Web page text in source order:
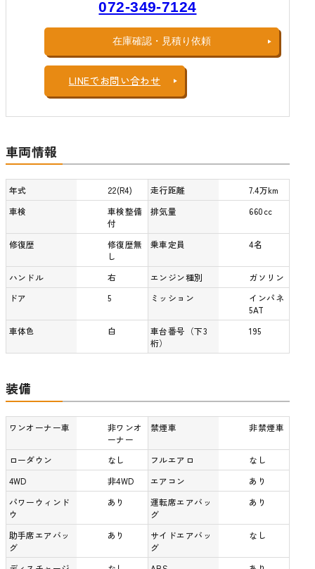
072-349-7124
在庫確認・見積り依頼
LINEでお問い合わせ
車両情報
年式 22(R4) 走行距離
7.4万km
車検
車検整備
付
排気量 660cc
修復歴
修復歴無
し
乗車定員 4名
ハンドル 右 エンジン種別
ガソリン
ドア
5 ミッション
インパネ
5AT
車体色
白
車台番号（下3
桁）
195
装備
ワンオーナー車
非ワンオ
ーナー
禁煙車 非禁煙車
ローダウン なし フルエアロ
なし
4WD
非4WD エアコン
あり
パワーウィンド
ウ
あり
運転席エアバッ
グ
あり
助手席エアバッ
グ
あり
サイドエアバッ
グ
なし